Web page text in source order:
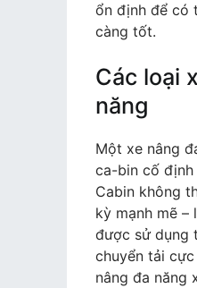
ổn định để có
càng tốt.
Các loại
năng
Một xe nâng
ca-bin cố
Cabin không
kỳ mạnh mẽ –
được sử dụng
chuyển tải
nâng đa năng